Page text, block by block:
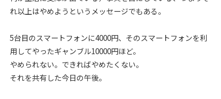
れ以上はやめようというメッセージでもある。
5台目のスマートフォンに4000円、そのスマートフォンを利
用してやったギャンブル10000円ほど。
やめられない。できればやめたくない。
それを共有した今日の午後。